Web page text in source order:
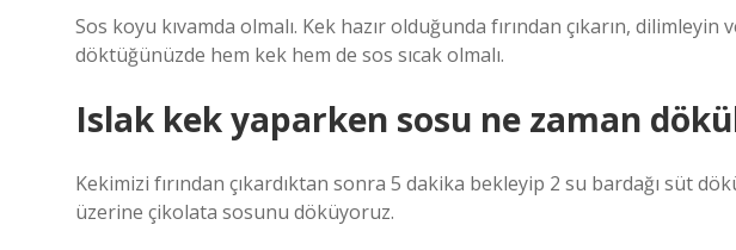
Sos koyu kıvamda olmalı. Kek hazır olduğunda fırından çıkarın,
döktüğünüzde hem kek hem de sos sıcak olmalı.
Islak kek yaparken sosu ne zaman
Kekimizi fırından çıkardıktan sonra 5 dakika bekleyip 2 su bardağı süt
üzerine çikolata sosunu döküyoruz.